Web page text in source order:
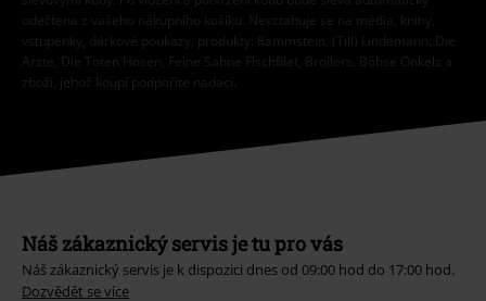
odečtena z vašeho nákupního košíku. Nevztahuje se na média, knihy,
vstupenky, dárkové poukazy, produkty: Rammstein, (Till) Lindemann, Die
Ärzte, Die Toten Hosen, Feine Sahne Fischfilet, Broilers, Böhse Onkelz a
zboží, jehož koupí podpoříte nadaci.
Náš zákaznický servis je tu pro vás
Náš zákaznický servis je k dispozici dnes od 09:00 hod do 17:00 hod.
Dozvědět se více